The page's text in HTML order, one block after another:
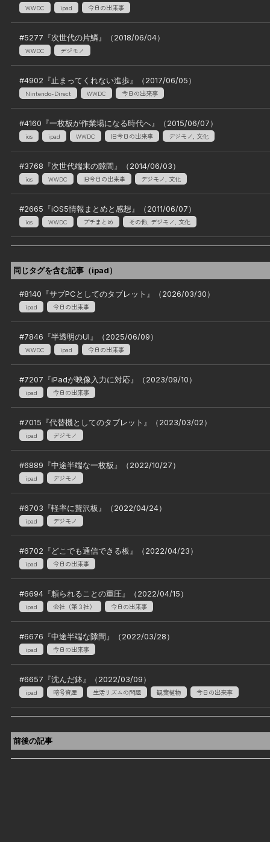
WWDC ipad 今日の出来事
#5277 『次世代の片鱗』（2018/06/04）
WWDC デジモノ
#4902 『止まってくれない進歩』（2017/06/05）
Nintendo-Direct WWDC 今日の出来事
#4160 『一枚板が作業場になる時代へ』（2015/06/07）
ios ipad WWDC 旧今日の出来事 デジモノ, 文化
#3768 『次世代端末の隙間 』（2014/06/03）
ios WWDC 旧今日の出来事 デジモノ, 文化
#2665 『iOS5情報まとめと感想 』（2011/06/07）
ios WWDC プチまとめ その他, デジモノ, 文化
同じタグを含む記事（ipad）
#8140 『サブPCとしてのタブレット 』（2026/03/30）
ipad 今日の出来事
#7846 『半透明のUI 』（2025/06/09）
WWDC ipad 今日の出来事
#7207 『iPadが映像入力に対応』（2023/09/10）
ipad 今日の出来事
#7015 『代替機としてのタブレット 』（2023/03/02）
ipad デジモノ
#6889 『中途半端な一枚板 』（2022/10/27）
ipad デジモノ
#6703 『軽率に贅沢板 』（2022/04/24）
ipad デジモノ
#6702 『どこでも通信できる板 』（2022/04/23）
ipad 今日の出来事
#6694 『頼られることの重圧』（2022/04/15）
ipad 会社（第３社） 今日の出来事
#6676 『中途半端な隙間 』（2022/03/28）
ipad 今日の出来事
#6657 『沈んだ鉢』（2022/03/09）
ipad 暗号資産 生活リズムの問題 観葉植物 今日の出来事
前後の記事